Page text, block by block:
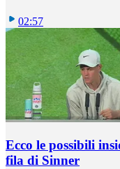
02:57
Ecco le possibili
fila di Sinner